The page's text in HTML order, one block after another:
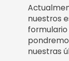
nuestros
nuestras